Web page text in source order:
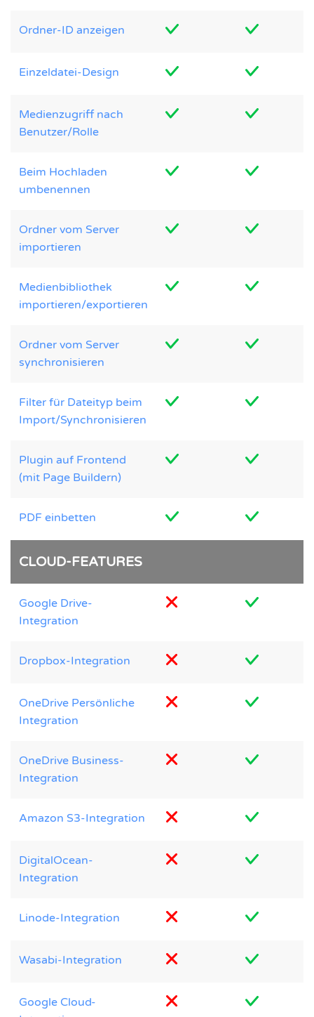
Ordner-ID anzeigen
Einzeldatei-Design
Medienzugriff nach
Benutzer/Rolle
Beim Hochladen
umbenennen
Ordner vom Server
importieren
Medienbibliothek
importieren/exportieren
Ordner vom Server
synchronisieren
Filter für Dateityp beim
Import/Synchronisieren
Plugin auf Frontend
(mit Page Buildern)
PDF einbetten
CLOUD-FEATURES
Google Drive-
Integration
Dropbox-Integration
OneDrive Persönliche
Integration
OneDrive Business-
Integration
Amazon S3-Integration
DigitalOcean-
Integration
Linode-Integration
Wasabi-Integration
Google Cloud-